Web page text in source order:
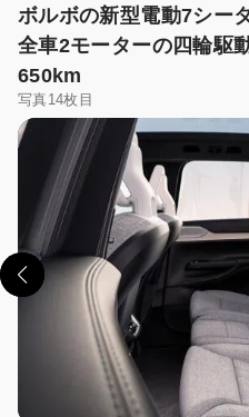
ボルボの新型電動7シー
全車2モーターの四輪駆
650km
写真14枚目